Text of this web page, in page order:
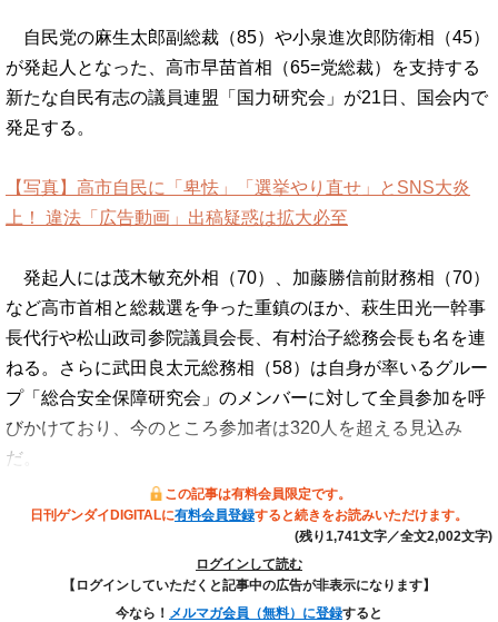
自民党の麻生太郎副総裁（85）や小泉進次郎防衛相（45）
が発起人となった、高市早苗首相（65=党総裁）を支持する
新たな自民有志の議員連盟「国力研究会」が21日、国会内で
発足する。
【写真】高市自民に「卑怯」「選挙やり直せ」とSNS大炎
上！ 違法「広告動画」出稿疑惑は拡大必至
発起人には茂木敏充外相（70）、加藤勝信前財務相（70）
など高市首相と総裁選を争った重鎮のほか、萩生田光一幹事
長代行や松山政司参院議員会長、有村治子総務会長も名を連
ねる。さらに武田良太元総務相（58）は自身が率いるグルー
プ「総合安全保障研究会」のメンバーに対して全員参加を呼
びかけており、今のところ参加者は320人を超える見込み
だ。
この記事は有料会員限定です。
日刊ゲンダイDIGITALに有料会員登録すると続きをお読みいただけます。
(残り1,741文字／全文2,002文字)
ログインして読む
【ログインしていただくと記事中の広告が非表示になります】
今なら！ メルマガ会員（無料）に登録すると